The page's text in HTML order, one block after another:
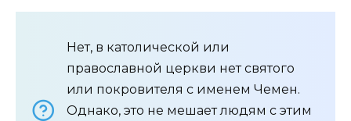
Нет, в католической или
православной церкви нет святого
или покровителя с именем Чемен.
Однако, это не мешает людям с этим